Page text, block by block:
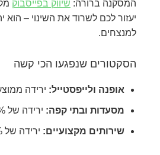
המסקנה ברורה: שיווק בפייסבוק
יעזור לכם לשרוד את השינוי – הוא
למנצחים.
הסקטורים שנפגעו הכי קשה
אופנה ולייפסטייל: ירידה ממוצעת של
מסעדות ובתי קפה: ירידה של 38% בהגעה לפוסטים
שירותים מקצועיים: ירידה של 52% באינטראקציות